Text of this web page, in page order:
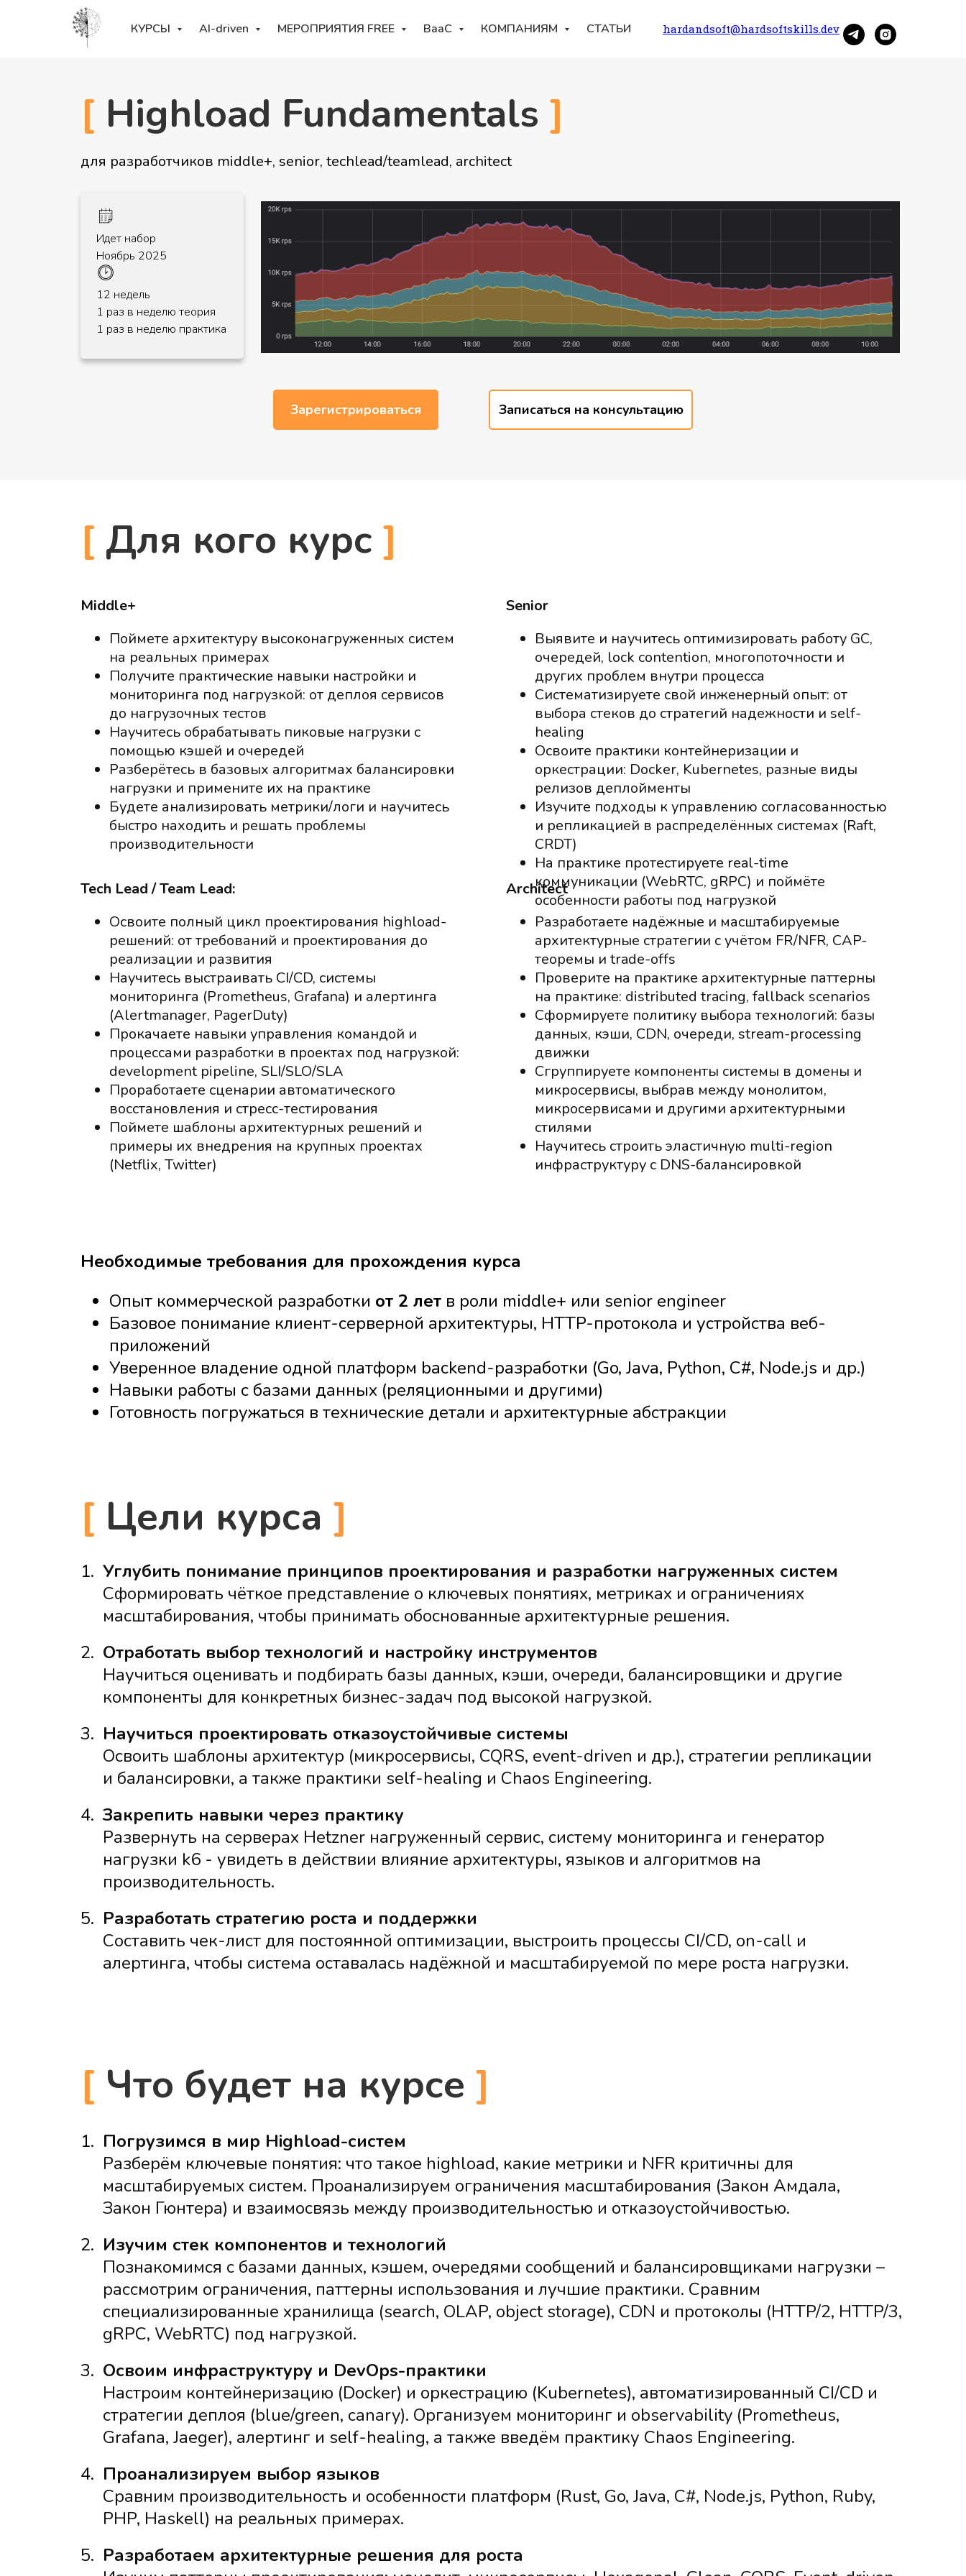
КУРСЫ AI-driven МЕРОПРИЯТИЯ FREE BaaC КОМПАНИЯМ СТАТЬИ hardandsoft@hardsoftskills.dev
[ Highload Fundamentals ]
для разработчиков middle+, senior, techlead/teamlead, architect
Идет набор
Ноябрь 2025
12 недель
1 раз в неделю теория
1 раз в неделю практика
Записаться на консультацию
Зарегистрироваться
[ Для кого курс ]
Middle+
Поймете архитектуру высоконагруженных систем
на реальных примерах
Получите практические навыки настройки и
мониторинга под нагрузкой: от деплоя сервисов
до нагрузочных тестов
Научитесь обрабатывать пиковые нагрузки с
помощью кэшей и очередей
Разберётесь в базовых алгоритмах балансировки
нагрузки и примените их на практике
Будете анализировать метрики/логи и научитесь
быстро находить и решать проблемы
производительности
Senior
Выявите и научитесь оптимизировать работу GC,
очередей, lock contention, многопоточности и
других проблем внутри процесса
Систематизируете свой инженерный опыт: от
выбора стеков до стратегий надежности и self-
healing
Освоите практики контейнеризации и
оркестрации: Docker, Kubernetes, разные виды
релизов деплойменты
Изучите подходы к управлению согласованностью
и репликацией в распределённых системах (Raft,
CRDT)
На практике протестируете real-time
коммуникации (WebRTC, gRPC) и поймёте
особенности работы под нагрузкой
Tech Lead / Team Lead:
Освоите полный цикл проектирования highload-
решений: от требований и проектирования до
реализации и развития
Научитесь выстраивать CI/CD, системы
мониторинга (Prometheus, Grafana) и алертинга
(Alertmanager, PagerDuty)
Прокачаете навыки управления командой и
процессами разработки в проектах под нагрузкой:
development pipeline, SLI/SLO/SLA
Проработаете сценарии автоматического
восстановления и стресс-тестирования
Поймете шаблоны архитектурных решений и
примеры их внедрения на крупных проектах
(Netflix, Twitter)
Architect
Разработаете надёжные и масштабируемые
архитектурные стратегии с учётом FR/NFR, CAP-
теоремы и trade-offs
Проверите на практике архитектурные паттерны
на практике: distributed tracing, fallback scenarios
Сформируете политику выбора технологий: базы
данных, кэши, CDN, очереди, stream-processing
движки
Сгруппируете компоненты системы в домены и
микросервисы, выбрав между монолитом,
микросервисами и другими архитектурными
стилями
Научитесь строить эластичную multi-region
инфраструктуру с DNS-балансировкой
Необходимые требования для прохождения курса
Опыт коммерческой разработки от 2 лет в роли middle+ или senior engineer
Базовое понимание клиент-серверной архитектуры, HTTP-протокола и устройства веб-
приложений
Уверенное владение одной платформ backend-разработки (Go, Java, Python, C#, Node.js и др.)
Навыки работы с базами данных (реляционными и другими)
Готовность погружаться в технические детали и архитектурные абстракции
[ Цели курса ]
Углубить понимание принципов проектирования и разработки нагруженных систем
Сформировать чёткое представление о ключевых понятиях, метриках и ограничениях
масштабирования, чтобы принимать обоснованные архитектурные решения.
1.
Отработать выбор технологий и настройку инструментов
Научиться оценивать и подбирать базы данных, кэши, очереди, балансировщики и другие
компоненты для конкретных бизнес-задач под высокой нагрузкой.
2.
Научиться проектировать отказоустойчивые системы
Освоить шаблоны архитектур (микросервисы, CQRS, event-driven и др.), стратегии репликации
и балансировки, а также практики self-healing и Chaos Engineering.
3.
Закрепить навыки через практику
Развернуть на серверах Hetzner нагруженный сервис, систему мониторинга и генератор
нагрузки k6 - увидеть в действии влияние архитектуры, языков и алгоритмов на
производительность.
4.
Разработать стратегию роста и поддержки
Составить чек-лист для постоянной оптимизации, выстроить процессы CI/CD, on-call и
алертинга, чтобы система оставалась надёжной и масштабируемой по мере роста нагрузки.
5.
[ Что будет на курсе ]
Погрузимся в мир Highload-систем
Разберём ключевые понятия: что такое highload, какие метрики и NFR критичны для
масштабируемых систем. Проанализируем ограничения масштабирования (Закон Амдала,
Закон Гюнтера) и взаимосвязь между производительностью и отказоустойчивостью.
1.
Изучим стек компонентов и технологий
Познакомимся с базами данных, кэшем, очередями сообщений и балансировщиками нагрузки –
рассмотрим ограничения, паттерны использования и лучшие практики. Сравним
специализированные хранилища (search, OLAP, object storage), CDN и протоколы (HTTP/2, HTTP/3,
gRPC, WebRTC) под нагрузкой.
2.
Освоим инфраструктуру и DevOps-практики
Настроим контейнеризацию (Docker) и оркестрацию (Kubernetes), автоматизированный CI/CD и
стратегии деплоя (blue/green, canary). Организуем мониторинг и observability (Prometheus,
Grafana, Jaeger), алертинг и self-healing, а также введём практику Chaos Engineering.
3.
Проанализируем выбор языков
Сравним производительность и особенности платформ (Rust, Go, Java, C#, Node.js, Python, Ruby,
PHP, Haskell) на реальных примерах.
4.
Разработаем архитектурные решения для роста
5.